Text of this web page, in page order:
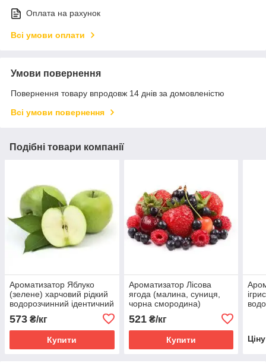
Оплата на рахунок
Всі умови оплати
Умови повернення
Повернення товару впродовж 14 днів за домовленістю
Всі умови повернення
Подібні товари компанії
Ароматизатор Яблуко
(зелене) харчовий рідкий
водорозчинний ідентичний
573 ₴/кг
Купити
Ароматизатор Лісова
ягода (малина, суниця,
чорна смородина)
водорозчинний ідентичний
натуральному
521₴/кг
Купити